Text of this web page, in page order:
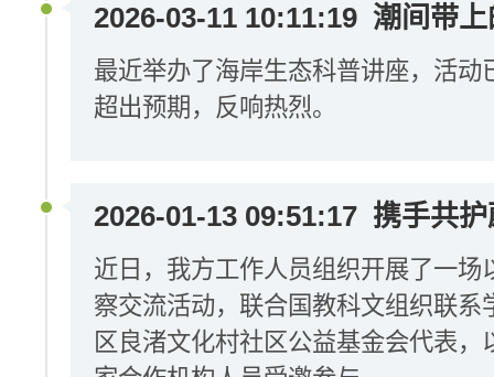
2026-03-11 10:11:19 潮间带
最近举办了海岸生态科普讲座，活
超出预期，反响热烈。
2026-01-13 09:51:17 携手共
近日，我方工作人员组织开展了一
察交流活动，联合国教科文组织联
区良渚文化村社区公益基金会代表